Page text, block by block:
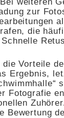
zur
die
Vorteile
Ergebnis,
Fotografie
Bewertung